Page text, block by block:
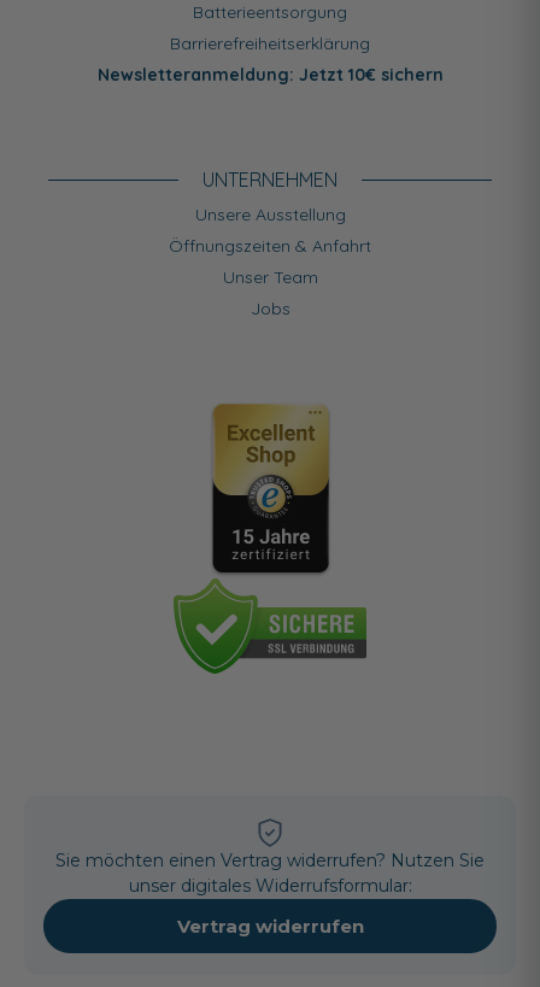
Batterieentsorgung
Barrierefreiheitserklärung
Newsletteranmeldung: Jetzt 10€ sichern
UNTERNEHMEN
Unsere Ausstellung
Öffnungszeiten & Anfahrt
Unser Team
Jobs
Sie möchten einen Vertrag widerrufen? Nutzen Sie
unser digitales Widerrufsformular:
Vertrag widerrufen